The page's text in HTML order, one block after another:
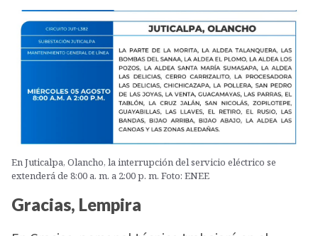
En Juticalpa, Olancho, la interrupción del servicio eléctrico se
extenderá de 8:00 a. m. a 2:00 p. m. Foto: ENEE
Gracias, Lempira